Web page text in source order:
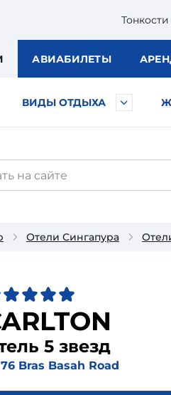
АВИАБИЛЕТЫ
ВИДЫ ОТДЫХА
Отели Сингапура
5 звезд
76 Bras Basah Road